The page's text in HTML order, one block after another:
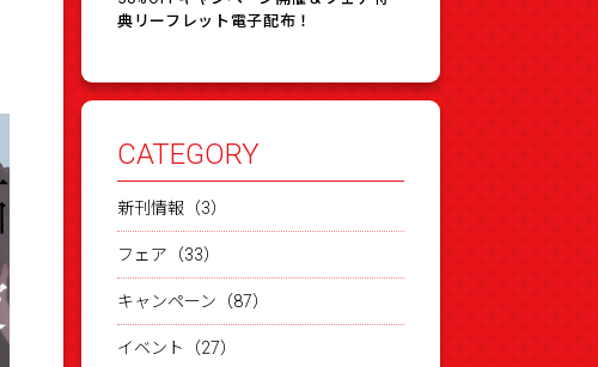
典リーフレット電子配布！
CATEGORY
新刊情報（3）
フェア（33）
キャンペーン（87）
イベント（27）